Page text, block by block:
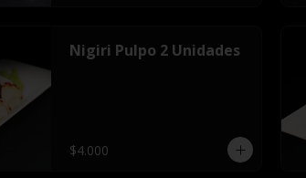
Nigiri Pulpo 2 Unidades
$4.000